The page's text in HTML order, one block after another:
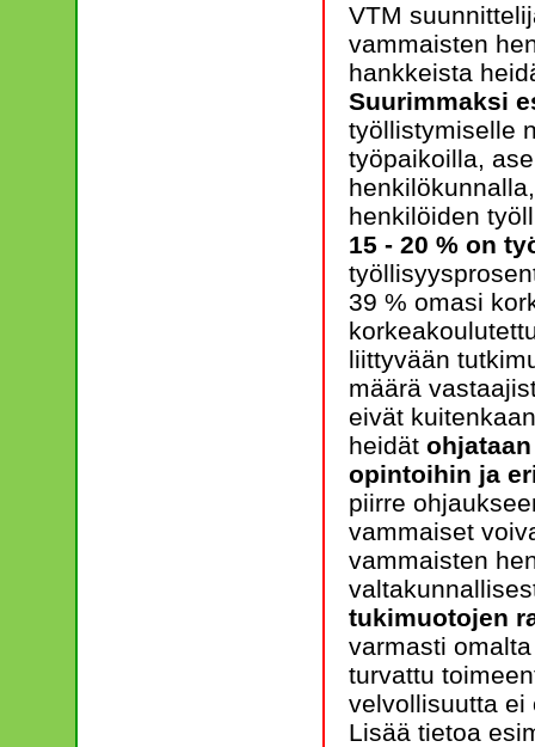
VTM
vammaisten
hankkeista
Suurimmaksi
työllistymiselle
työpaikoilla,
henkilöiden
15 - 20 % on
39 % omasi
liittyvään
määrä
eivät
heidät
opintoihin ja
piirre
vammaiset
vammaisten
tukimuotojen
varmasti
turvattu
velvollisuutta ei
Lisää tietoa